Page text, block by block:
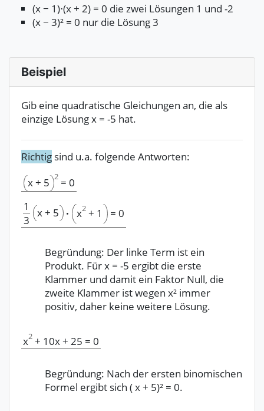
(x − 1)⋅(x + 2) = 0 die zwei Lösungen 1 und -2
(x − 3)² = 0 nur die Lösung 3
Beispiel
Gib eine quadratische Gleichungen an, die als
einzige Lösung x = -5 hat.
Richtig sind u.a. folgende Antworten:
x+ 5 2 = 0
1
3
x+ 5 · x2 + 1 = 0
Begründung: Der linke Term ist ein
Produkt. Für x = -5 ergibt die erste
Klammer und damit ein Faktor Null, die
zweite Klammer ist wegen x² immer
positiv, daher keine weitere Lösung.
x2 + 10x+ 25 = 0
Begründung: Nach der ersten binomischen
Formel ergibt sich ( x + 5)² = 0.